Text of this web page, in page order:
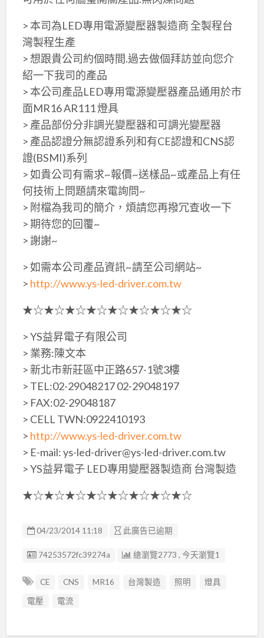
> 本司為LED專用電源變壓器製造商 全製程台
灣製程生產
> 想跟貴公司約個時間.過去做個拜訪並向您介
紹一下我司的產品
> 本公司產品LED專用電源變壓器產品通用於市
面MR16 AR111 燈具
> 產品部份分非調光變壓器和可調光變壓器
> 產品認證分無認證系列和有CE認證和CNS認
證(BSMI)系列
> 如貴公司有需求~報價~送樣品~或產品上有任
何技術上問題請來電詢問~
> 附檔為我司的簡介，煩請您再撥冗查收一下
> 期待您的回覆~
> 謝謝~
> 如需本公司產品資訊~請至公司網站~
> http://www.ys-led-driver.com.tw
★☆★☆★☆★☆★☆★☆★☆★☆
> YS益昇電子有限公司
> 業務:陳文本
> 新北市新莊區中正路657-1號3樓
> TEL:02-29048217 02-29048197
> FAX:02-29048187
> CELL TWN:0922410193
> http://www.ys-led-driver.com.tw
> E-mail: ys-led-driver@ys-led-driver.com.tw
> YS益昇電子 LED專用變壓器製造商 台灣製造
★☆★☆★☆★☆★☆★☆★☆★☆
04/23/2014 11:18 此廣告已逾期
廣告编號
74253572fc39274a 總瀏覽2773 , 今天瀏覽1
CE CNS MR16 台灣製造 照明
燈具
電壓
電流